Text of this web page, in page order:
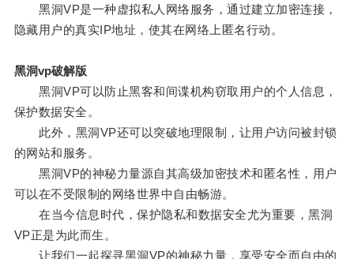
黑洞VP是一种虚拟私人网络服务，通过建立加密连接，
隐藏用户的真实IP地址，使其在网络上匿名行动。
黑洞vp破解版
黑洞VP可以防止黑客和间谍机构窃取用户的个人信息，
保护数据安全。
此外，黑洞VP还可以突破地理限制，让用户访问被封锁
的网站和服务。
黑洞VP的神秘力量源自其高级加密技术和匿名性，用户
可以在不受限制的网络世界中自由畅游。
在当今信息时代，保护隐私和数据安全尤为重要，黑洞
VP正是为此而生。
让我们一起探寻黑洞VP的神秘力量，享受安全而自由的